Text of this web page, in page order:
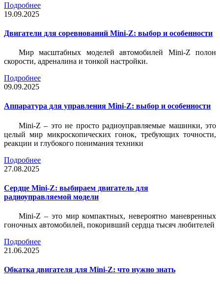
Подробнее
19.09.2025
Двигатели для соревнований Mini-Z: выбор и особенности
Мир масштабных моделей автомобилей Mini-Z полон
скорости, адреналина и тонкой настройки.
Подробнее
09.09.2025
Аппаратура для управления Mini-Z: выбор и особенности
Mini-Z – это не просто радиоуправляемые машинки, это
целый мир микроскопических гонок, требующих точности,
реакции и глубокого понимания техники
Подробнее
27.08.2025
Сердце Mini-Z: выбираем двигатель для
радиоуправляемой модели
Mini-Z – это мир компактных, невероятно маневренных
гоночных автомобилей, покоривший сердца тысяч любителей
Подробнее
21.06.2025
Обкатка двигателя для Mini-Z: что нужно знать